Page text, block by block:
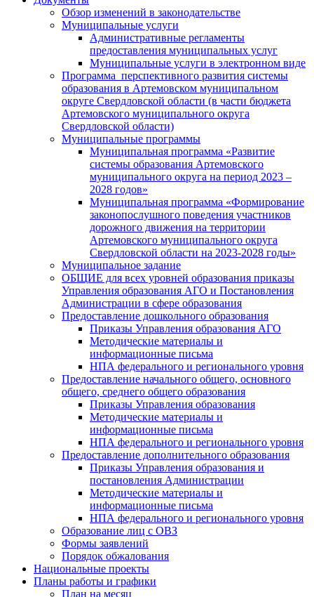
Обзор изменений в законодательстве
Муниципальные услуги
Административные регламенты
предоставления муниципальных услуг
Муниципальные услуги в электронном виде
Программа перспективного развития системы
образования в Артемовском муниципальном
округе Свердловской области (в части бюджета
Артемовского муниципального округа
Свердловской области)
Муниципальные программы
Муниципальная программа «Развитие
системы образования Артемовского
муниципального округа на период 2023 –
2028 годов»
Муниципальная программа «Формирование
законопослушного поведения участников
дорожного движения на территории
Артемовского муниципального округа
Свердловской области на 2023-2028 годы»
Муниципальное задание
ОБЩИЕ для всех уровней образования приказы
Управления образования АГО и Постановления
Администрации в сфере образования
Предоставление дошкольного образования
Приказы Управления образования АГО
Методические материалы и
информационные письма
НПА федерального и регионального уровня
Предоставление начального общего, основного
общего, среднего общего образования
Приказы Управления образования
Методические материалы и
информационные письма
НПА федерального и регионального уровня
Предоставление дополнительного образования
Приказы Управления образования и
постановления Администрации
Методические материалы и
информационные письма
НПА федерального и регионального уровня
Образование лиц с ОВЗ
Формы заявлений
Порядок обжалования
Национальные проекты
Планы работы и графики
План на месяц